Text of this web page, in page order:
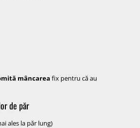
mâncarea fix pentru că au
de păr
ales la păr lung)